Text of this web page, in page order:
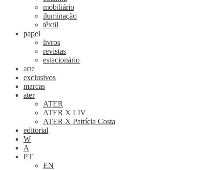
mobiliário
iluminação
têxtil
papel
livros
revistas
estacionário
arte
exclusivos
marcas
ater
ATER
ATER X LIV
ATER X Patrícia Costa
editorial
W
A
PT
EN